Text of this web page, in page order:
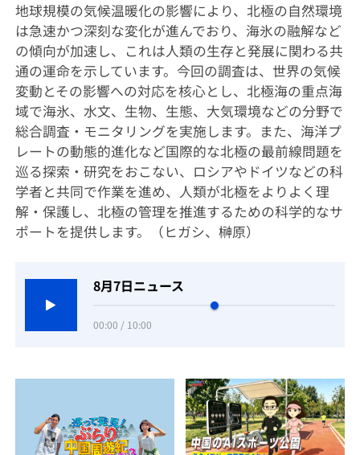
地球規模の気候温暖化の影響により、北極の自然環境
は急速かつ深刻な変化が進んでおり、海氷の融解など
の傾向が加速し、これは人類の生存と発展に関わる共
通の運命を示しています。今回の調査は、世界の気候
変動とその影響への対応を核心とし、北極海の重点海
域で海氷、水文、生物、生態、大気環境などの分野で
総合調査・モニタリングを実施します。また、海洋プ
レートの動態的進化など国際的な北極の最前線問題を
巡る探索・研究をおこない、ロシアやドイツなどの科
学者と共同で作業を進め、人類が北極をよりよく理
解・保護し、北極の管理を推進するための科学的なサ
ポートを提供します。（ヒガシ、榊原）
8月7日ニュース
00:00 / 10:00